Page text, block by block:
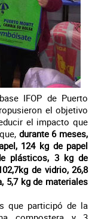
IFOP de Puerto
el objetivo
el impacto que
durante 6 meses,
124 kg de papel
plásticos, 3 kg de
de vidrio, 26,8
5,7 kg de materiales
que participó de la